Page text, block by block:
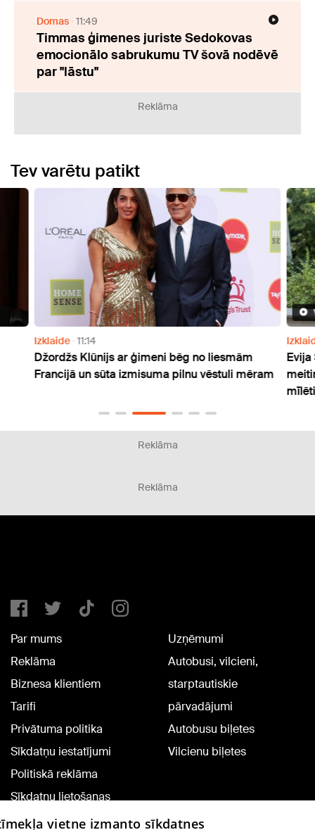
Domas 11:49
Timmas ģimenes juriste Sedokovas
emocionālo sabrukumu TV šovā nodēvē
par "lāstu"
Reklāma
Tev varētu patikt
Izklaide 11:14
Džordžs Klūnijs ar ģimeni bēg no liesmām
Francijā un sūta izmisuma pilnu vēstuli mēram
Evija
Reklāma
Reklāma
Par mums
Reklāma
Biznesa klientiem
Tarifi
Privātuma politika
Sīkdatņu iestatījumi
Politiskā reklāma
Sīkdatņu lietošanas
noteikumi
Uzņēmumi
Autobusi, vilcieni,
starptautiskie
pārvadājumi
Autobusu biļetes
Vilcienu biļetes
vietne izmanto sīkdatnes